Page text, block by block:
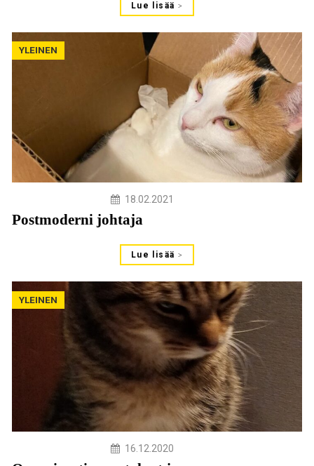
Lue lisää
YLEINEN
18.02.2021
Postmoderni johtaja
Lue lisää
YLEINEN
16.12.2020